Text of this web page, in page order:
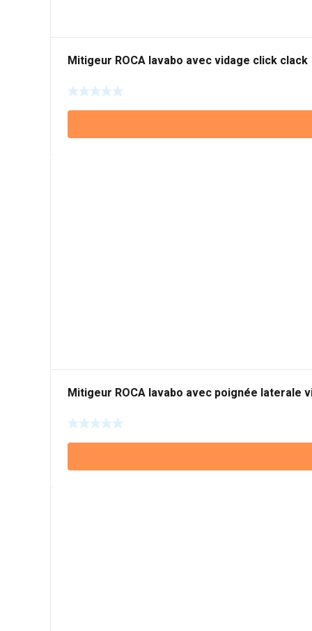
Mitigeur ROCA lavabo avec vidage click clack
Mitigeur ROCA lavabo avec poignée laterale